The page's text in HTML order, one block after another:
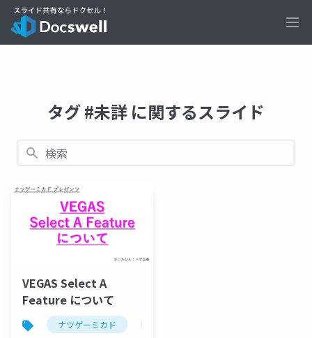
タグ #未詳 に関するスライド
検索
VEGAS Select A
Feature について
ナツゲーミカド